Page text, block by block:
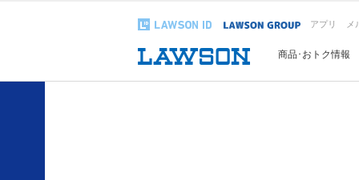
アプリ メ
商品･おトク情報